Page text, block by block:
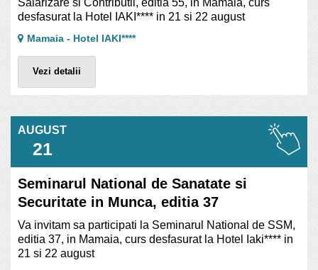
desfasurat la Hotel IAKI**** in 21 si 22 august
Mamaia - Hotel IAKI****
Vezi detalii
AUGUST
21
Seminarul National de Sanatate si
Securitate in Munca, editia 37
Va invitam sa participati la Seminarul National de SSM,
editia 37, in Mamaia, curs desfasurat la Hotel Iaki**** in
21 si 22 august